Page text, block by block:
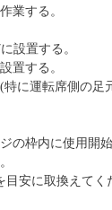
業する。
設置する。
置する。
に運転席側の足
の枠内に使用開
目安に取換えてく